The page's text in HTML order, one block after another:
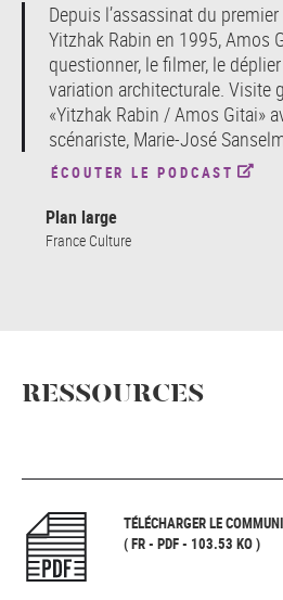
Depuis l’assassinat du
Yitzhak Rabin en 1995, Amos
questionner, le filmer, le
variation architecturale. Visite
«Yitzhak Rabin / Amos Gitai»
scénariste, Marie-José
ÉCOUTER LE PODCAST
Plan large
France Culture
RESSOURCES
TÉLÉCHARGER LE
( FR - PDF - 103.53 KO )